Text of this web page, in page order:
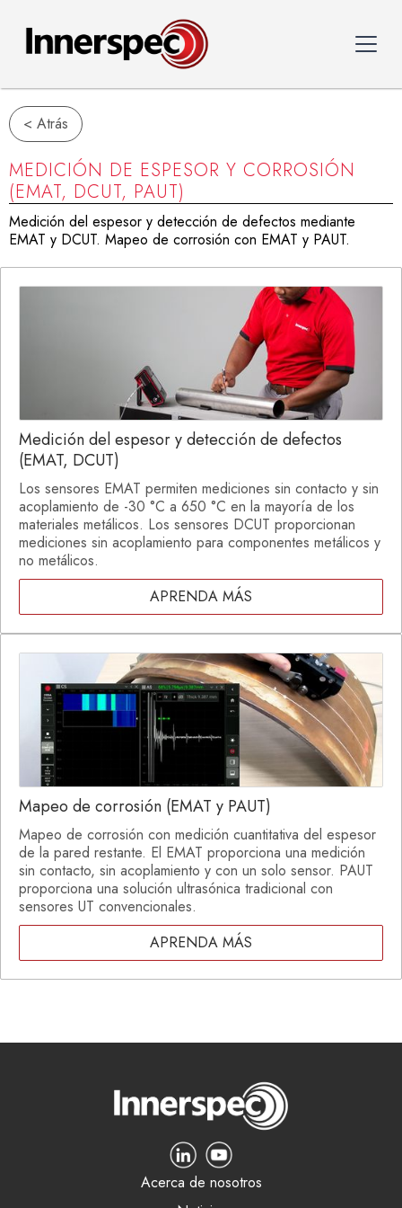
< Atrás
MEDICIÓN DE ESPESOR Y CORROSIÓN
(EMAT, DCUT, PAUT)
Medición del espesor y detección de defectos mediante
EMAT y DCUT. Mapeo de corrosión con EMAT y PAUT.
Medición del espesor y detección de defectos
(EMAT, DCUT)
Los sensores EMAT permiten mediciones sin contacto y sin
acoplamiento de -30 °C a 650 °C en la mayoría de los
materiales metálicos. Los sensores DCUT proporcionan
mediciones sin acoplamiento para componentes metálicos y
no metálicos.
APRENDA MÁS
Mapeo de corrosión (EMAT y PAUT)
Mapeo de corrosión con medición cuantitativa del espesor
de la pared restante. El EMAT proporciona una medición
sin contacto, sin acoplamiento y con un solo sensor. PAUT
proporciona una solución ultrasónica tradicional con
sensores UT convencionales.
APRENDA MÁS
Acerca de nosotros